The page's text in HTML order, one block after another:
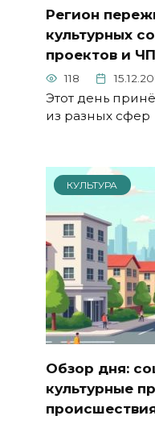
Регион
культурных
проектов и
118
Этот день
из разных сфер
КУЛЬТУРА
Обзор дня:
культурные